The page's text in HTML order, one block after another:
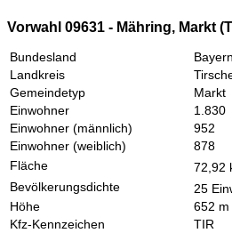
Vorwahl 09631 - Mähring, Markt
Bundesland
Landkreis
Gemeindetyp
Markt
Einwohner
1.830
Einwohner (männlich)
952
Einwohner (weiblich)
878
Fläche
72,92
Bevölkerungsdichte
25
Höhe
652 m
Kfz-Kennzeichen
TIR